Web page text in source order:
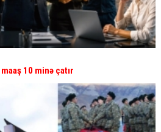
maaş 10 minə çatır